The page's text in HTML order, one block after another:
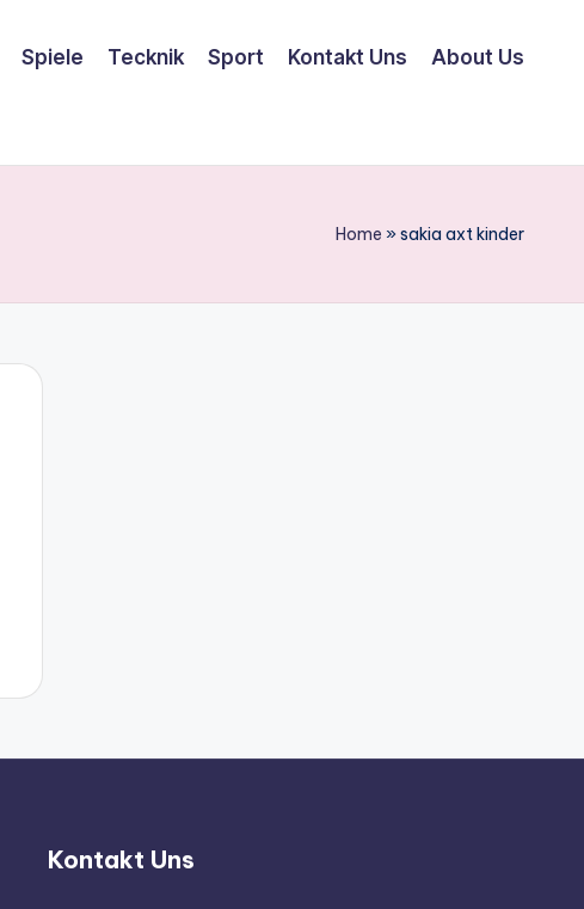
Spiele Tecknik Sport Kontakt Uns About Us
Home »sakia axt kinder
Kontakt Uns